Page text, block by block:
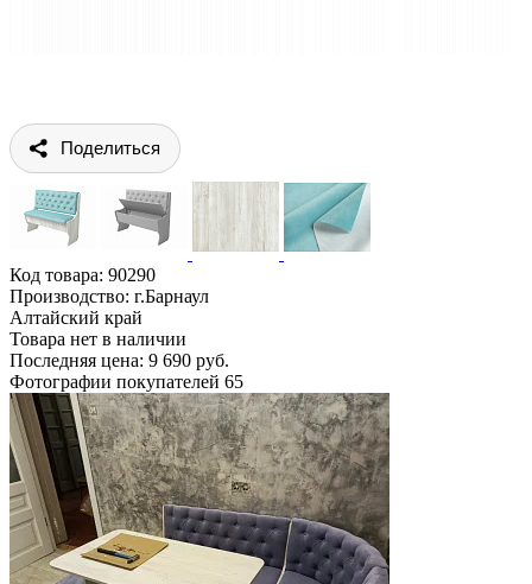
Поделиться
Код товара: 90290
Производство: г.Барнаул
Алтайский край
Товара нет в наличии
Последняя цена: 9 690 руб.
Фотографии покупателей 65